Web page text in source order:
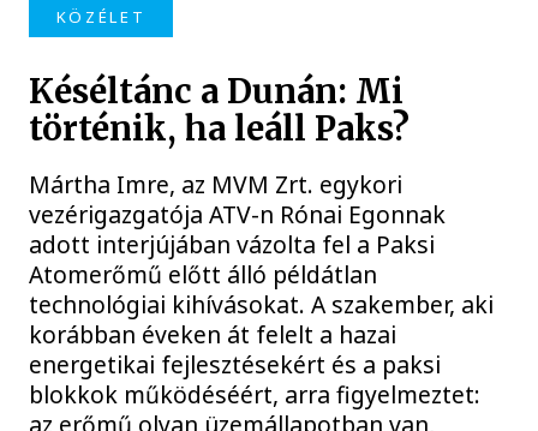
KÖZÉLET
Késéltánc a Dunán: Mi
történik, ha leáll Paks?
Mártha Imre, az MVM Zrt. egykori
vezérigazgatója ATV-n Rónai Egonnak
adott interjújában vázolta fel a Paksi
Atomerőmű előtt álló példátlan
technológiai kihívásokat. A szakember, aki
korábban éveken át felelt a hazai
energetikai fejlesztésekért és a paksi
blokkok működéséért, arra figyelmeztet: